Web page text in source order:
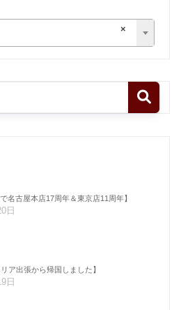
×
名古屋本店17周年＆東京店11周年】
日
リア出張から帰国しました】
日